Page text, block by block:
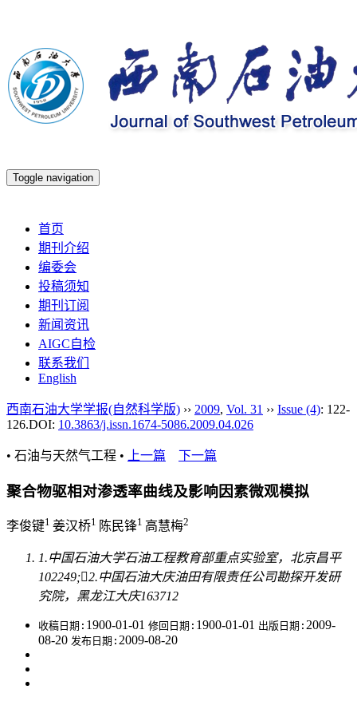
Toggle navigation
首页
期刊介绍
编委会
投稿须知
期刊订阅
新闻资讯
AIGC自检
联系我们
English
西南石油大学学报(自然科学版) ›› 2009, Vol. 31 ›› Issue (4): 122-
126.DOI: 10.3863/j.issn.1674-5086.2009.04.026
• 石油与天然气工程 • 上一篇 下一篇
聚合物驱相对渗透率曲线及影响因素微观模拟
李俊键1 姜汉桥1 陈民锋1 高慧梅2
1.中国石油大学石油工程教育部重点实验室，北京昌平
102249;2.中国石油大庆油田有限责任公司勘探开发研
究院，黑龙江大庆163712
收稿日期: 1900-01-01 修回日期: 1900-01-01 出版日期: 2009-
08-20 发布日期: 2009-08-20